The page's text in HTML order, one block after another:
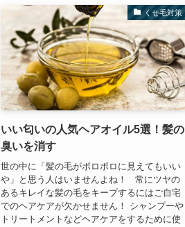
くせ毛対策
いい匂いの人気ヘアオイル5選！髪の
臭いを消す
世の中に「髪の毛がボロボロに見えてもいい
や」と思う人はいませんよね！ 常にツヤの
あるキレイな髪の毛をキープするにはご自宅
でのヘアケアが欠かせません！ シャンプーや
トリートメントなどヘアケアをするために使